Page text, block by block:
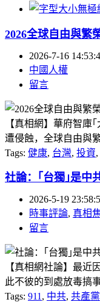
2026全球自由與繁
2026-7-16
中國人權
留言
【真相網】華府智庫
遭侵蝕，全球自由與
Tags: 健康, 台灣, 投資,
社論：｢台獨｣是中
2026-5-19
時事評論, 真相
留言
【真相網社論】最
此不彼的到處放毒搞
Tags: 911 , 中共, 共產黨